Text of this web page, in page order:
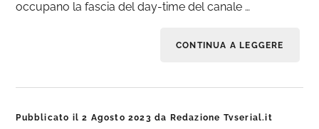
occupano la fascia del day-time del canale …
CONTINUA A LEGGERE
Pubblicato il2 Agosto 2023 da Redazione Tvserial.it